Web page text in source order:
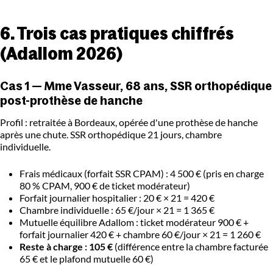
6. Trois cas pratiques chiffrés
(Adallom 2026)
Cas 1 — Mme Vasseur, 68 ans, SSR orthopédique
post-prothèse de hanche
Profil : retraitée à Bordeaux, opérée d'une prothèse de hanche
après une chute. SSR orthopédique 21 jours, chambre
individuelle.
Frais médicaux (forfait SSR CPAM) : 4 500 € (pris en charge
80 % CPAM, 900 € de ticket modérateur)
Forfait journalier hospitalier : 20 € × 21 = 420 €
Chambre individuelle : 65 €/jour × 21 = 1 365 €
Mutuelle équilibre Adallom : ticket modérateur 900 € +
forfait journalier 420 € + chambre 60 €/jour × 21 = 1 260 €
Reste à charge : 105 € (différence entre la chambre facturée
65 € et le plafond mutuelle 60 €)